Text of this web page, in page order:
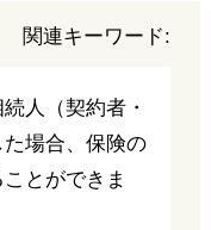
関連キーワード:
人（契約者・
場合、保険の
とができま